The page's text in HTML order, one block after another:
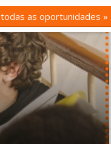
todas as oportunidades »